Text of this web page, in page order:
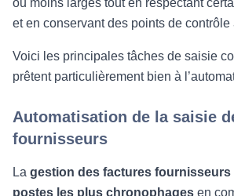
et en conservant des points de contrôle
Voici les principales tâches de saisie
prêtent particulièrement bien à
Automatisation de la saisie
fournisseurs
La gestion des factures fournisseurs
postes les plus chronophages en